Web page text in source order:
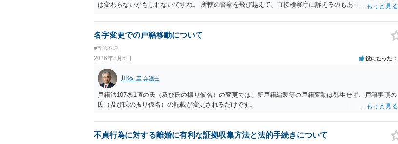
は変わらないかもしれないですね。 所轄の警察を飛び越えて、直接検察庁に訴えるのもありかもしれない
す。 一度、最寄りの「刑事に強い」とうたっている弁護士に相談してみてはいかがでしょうか。 以上、
ご参考まで。
名字変更での戸籍移動について
#音信不通
2026年8月5日 役にたった
川添 圭 弁護士
戸籍法107条1項の氏（及び氏の振り仮名）の変更では、新戸籍編製等の戸籍変動は発生せず、戸籍事項の
氏（及び氏の振り仮名）の記載が変更されるだけです。
不貞行為に対する離婚に有利な証拠収集方法と法的手続きについて